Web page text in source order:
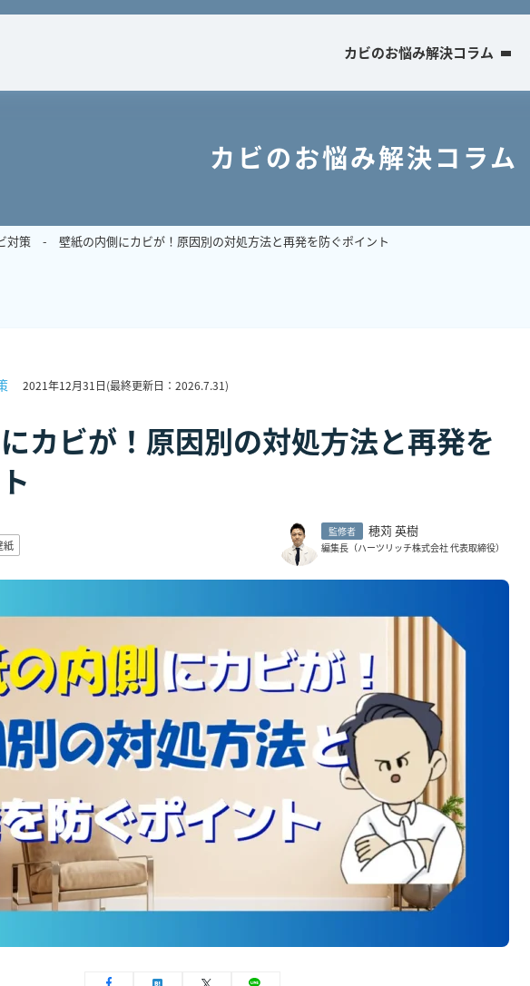
カビのお悩み解決コラム
カビのお悩み解決コラム
対策 壁紙の内側にカビが！原因別の対処方法と再発を防ぐポイント
2021年12月31日(最終更新日： 2026.7.31)
カビが！原因別の対処方法と再発を
紙
監修者 穂苅 英樹
編集長（ハーツリッチ株式会社 代表取締役）